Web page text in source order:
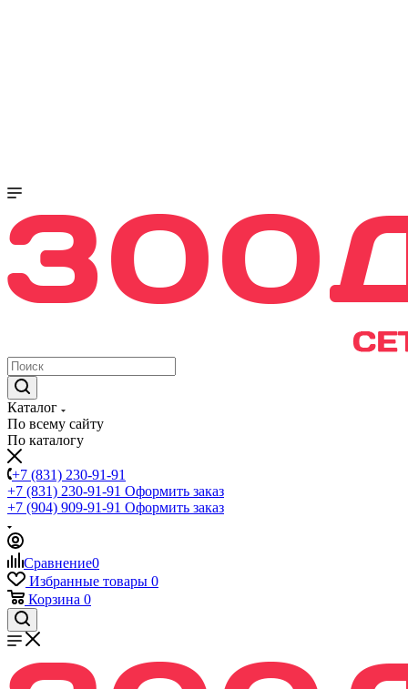
Каталог
По всему сайту
По каталогу
+7 (831) 230-91-91
+7 (831) 230-91-91 Оформить заказ
+7 (904) 909-91-91 Оформить заказ
Сравнение0
Избранные товары 0
Корзина 0